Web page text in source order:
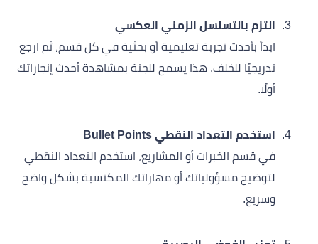
التزم بالتسلسل الزمني العكسي
ابدأ بأحدث تجربة تعليمية أو بحثية في كل قسم، ثم ارجع
تدريجيًا للخلف. هذا يسمح للجنة بمشاهدة أحدث إنجازاتك
أولًا.
استخدم التعداد النقطي Bullet Points
في قسم الخبرات أو المشاريع، استخدم التعداد النقطي
لتوضيح مسؤولياتك أو مهاراتك المكتسبة بشكل واضح
وسريع.